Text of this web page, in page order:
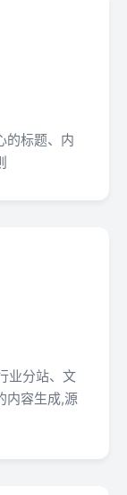
的标题、内
业分站、文
内容生成,源